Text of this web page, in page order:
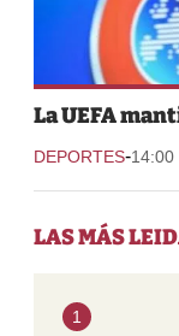
La UEFA
DEPORTES-14:00
LAS MÁS
1